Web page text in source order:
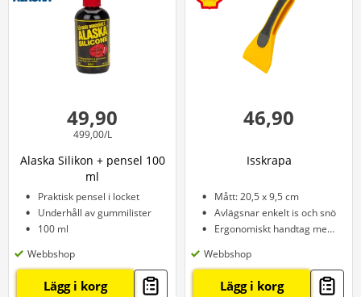
49,90
499,00/L
Alaska Silikon + pensel 100
ml
Praktisk pensel i locket
Underhåll av gummilister
100 ml
Webbshop
Lägg i korg
46,90
Isskrapa
Mått: 20,5 x 9,5 cm
Avlägsnar enkelt is och snö
Ergonomiskt handtag med grepp
Webbshop
Lägg i korg